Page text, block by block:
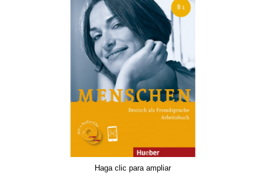
Haga clic para ampliar